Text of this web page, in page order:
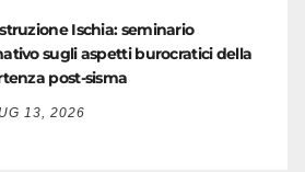
Ischia: seminario
sugli aspetti burocratici della
post-sisma
13, 2026